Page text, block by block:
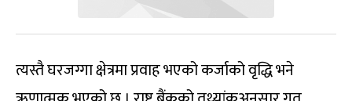
त्यस्तै घरजग्गा क्षेत्रमा प्रवाह भएको कर्जाको वृद्धि भने